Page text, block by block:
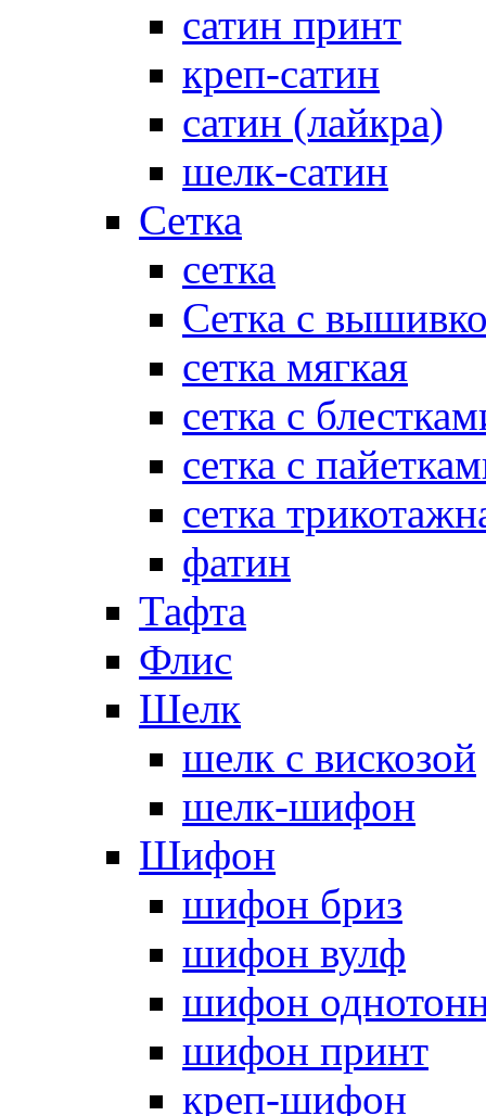
сатин принт
креп-сатин
сатин (лайкра)
шелк-сатин
Сетка
сетка
Сетка с
сетка мягкая
сетка с
сетка с
сетка
фатин
Тафта
Флис
Шелк
шелк с вискозой
шелк-шифон
Шифон
шифон бриз
шифон вулф
шифон
шифон принт
креп-шифон